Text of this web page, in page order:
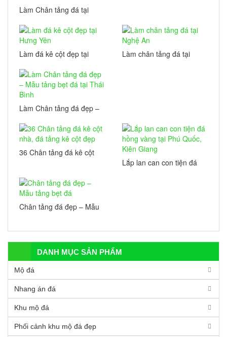
Làm Chân tảng đá tại
Làm đá kê cột đẹp tại
Làm chân tảng đá tại
Làm Chân tảng đá đẹp –
Bình
36 Chân tảng đá kê cột
Lắp lan can con tiện đá
Chân tảng đá đẹp – Mẫu
DANH MỤC SẢN PHẨM
Mộ đá
Nhang án đá
Khu mộ đá
Phối cảnh khu mộ đá đẹp